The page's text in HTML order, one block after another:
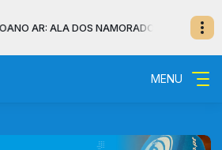
AR: ALA DOS NAMORADOS - LOUCOS DE
MENU